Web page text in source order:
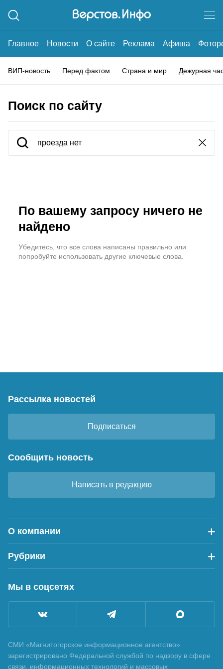
Главное Новости О сайте Реклама Афиша
ВИП-новость Перед фактом Страна и мир Дежурная
Поиск по сайту
По вашему запросу ничего не
найдено
Убедитесь, что все слова написаны правильно или
попробуйте использовать другие ключевые слова.
Рассылка новостей
Подписаться
Сообщить новость
Написать в редакцию
О компании
Рубрики
Мы в соцсетях
СМИ «Магнитогорское информационное агентство»
зарегистрировано Федеральной службой по надзору в сфере
связи, информационных технологий и массовых